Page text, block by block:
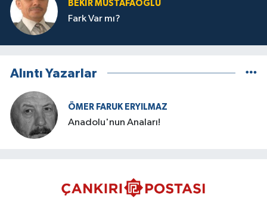
BEKIR MUSTAFAOĞLU
Fark Var mı?
Alıntı Yazarlar
ÖMER FARUK ERYILMAZ
Anadolu'nun Anaları!